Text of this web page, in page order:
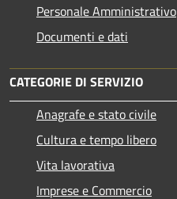
Personale Amministrativo
Documenti e dati
CATEGORIE DI SERVIZIO
Anagrafe e stato civile
Cultura e tempo libero
Vita lavorativa
Imprese e Commercio